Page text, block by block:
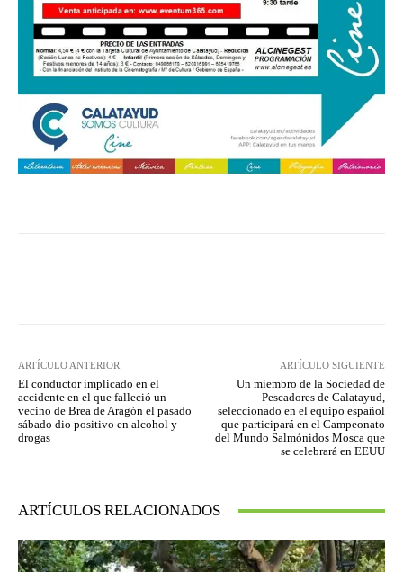
ARTÍCULO ANTERIOR
El conductor implicado en el
accidente en el que falleció un
vecino de Brea de Aragón el pasado
sábado dio positivo en alcohol y
drogas
ARTÍCULO SIGUIENTE
Un miembro de la Sociedad de
Pescadores de Calatayud,
seleccionado en el equipo español
que participará en el Campeonato
del Mundo Salmónidos Mosca que
se celebrará en EEUU
ARTÍCULOS RELACIONADOS